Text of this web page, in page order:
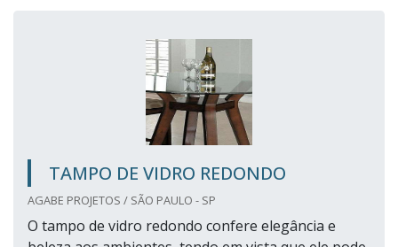
TAMPO DE VIDRO REDONDO
AGABE PROJETOS / SÃO PAULO - SP
O tampo de vidro redondo confere elegância e